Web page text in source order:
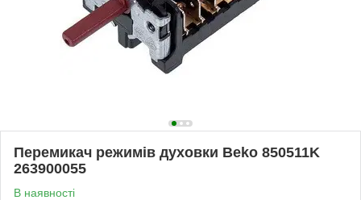
Перемикач режимів духовки Beko 850511K
263900055
В наявності